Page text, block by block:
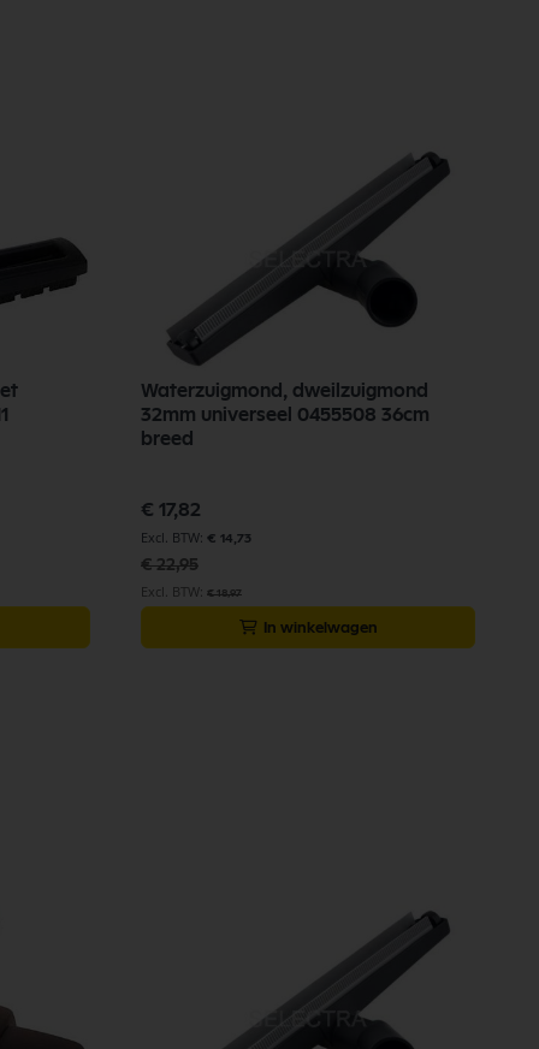
Waterzuigmond, dweilzuigmond
32mm universeel 0455508 36cm
breed
Speciale
prijs
€ 17,82
€ 14,73
€ 22,95
€ 18,97
In winkelwagen